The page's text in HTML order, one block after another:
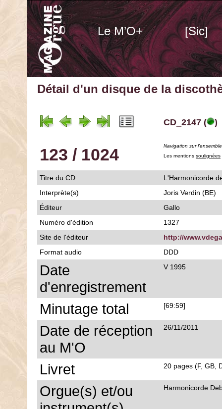
Le M’O+ [Sic]
Détail d'un disque de la
CD_2147 ( )
123 / 1024
Navigation sur
Les mentions soulignées
Titre du CD
Interprète(s)
Joris Verdin (BE)
Éditeur
Gallo
Numéro d'édition
1327
Site de l'éditeur
http://
Format audio
DDD
Date
d'enregistrement
V 1995
Minutage total [69:59]
Date de réception
au M'O
26/11/2011
Livret 20 pages (F, GB,
Orgue(s) et/ou
Harmonicorde